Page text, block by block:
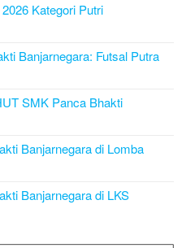
Kategori Putri
Banjarnegara: Futsal Putra
SMK Panca Bhakti
Banjarnegara di Lomba
Banjarnegara di LKS